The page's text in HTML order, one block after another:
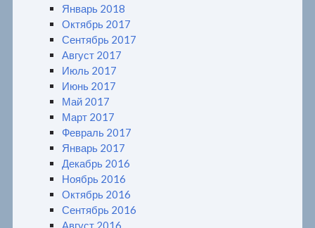
Январь 2018
Октябрь 2017
Сентябрь 2017
Август 2017
Июль 2017
Июнь 2017
Май 2017
Март 2017
Февраль 2017
Январь 2017
Декабрь 2016
Ноябрь 2016
Октябрь 2016
Сентябрь 2016
Август 2016